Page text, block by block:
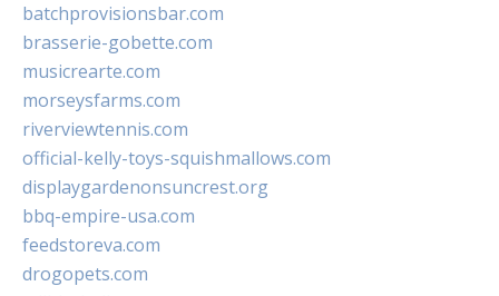
batchprovisionsbar.com
brasserie-gobette.com
musicrearte.com
morseysfarms.com
riverviewtennis.com
official-kelly-toys-squishmallows.com
displaygardenonsuncrest.org
bbq-empire-usa.com
feedstoreva.com
drogopets.com